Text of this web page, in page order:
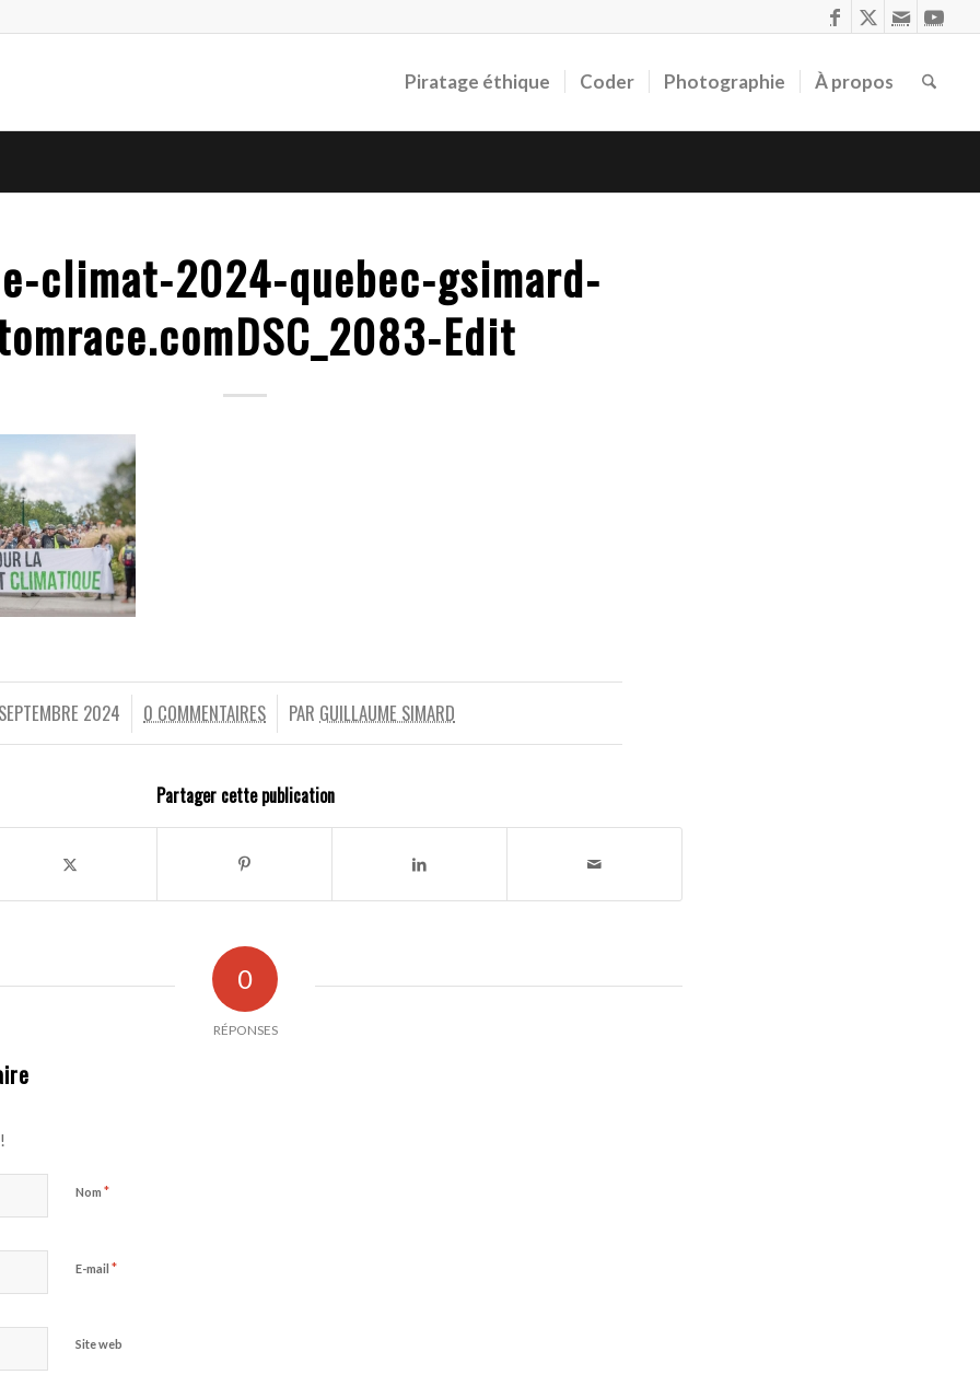
Piratage éthique Coder Photographie À propos
climat-2024-quebec-gsimard-
Edit
2024
/ 0 COMMENTAIRES
/ PAR GUILLAUME SIMARD
Partager cette publication
0
RÉPONSES
Nom *
E-mail *
Site web